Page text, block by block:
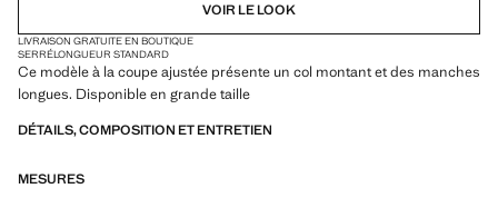
VOIR LE LOOK
LIVRAISON GRATUITE EN BOUTIQUE
SERRÉLONGUEUR STANDARD
Ce modèle à la coupe ajustée présente un col montant et des manches
longues. Disponible en grande taille
DÉTAILS, COMPOSITION ET ENTRETIEN
MESURES